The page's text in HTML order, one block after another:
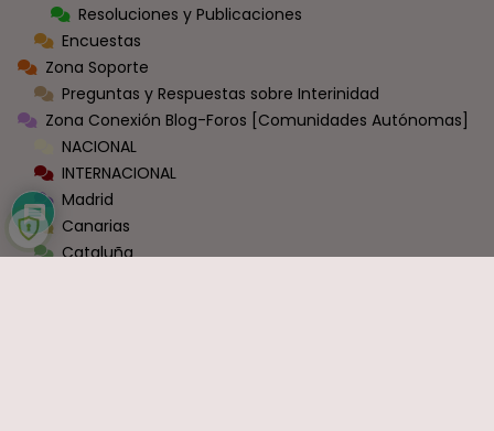
Resoluciones y Publicaciones
Encuestas
Zona Soporte
Preguntas y Respuestas sobre Interinidad
Zona Conexión Blog-Foros [Comunidades Autónomas]
NACIONAL
INTERNACIONAL
Madrid
Canarias
Cataluña